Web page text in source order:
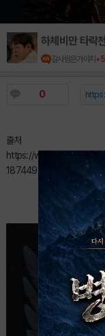
하체비만 타락
갈사람은가야지 +5
0
출처
https://